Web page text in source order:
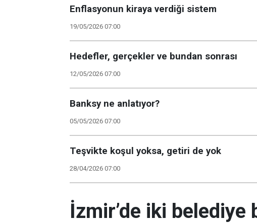
Enflasyonun kiraya verdiği sistem
19/05/2026 07:00
Hedefler, gerçekler ve bundan sonrası
12/05/2026 07:00
Banksy ne anlatıyor?
05/05/2026 07:00
Teşvikte koşul yoksa, getiri de yok
28/04/2026 07:00
İzmir’de iki belediye